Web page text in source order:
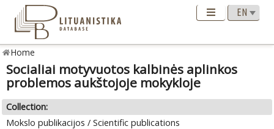
Home
Socialiai motyvuotos kalbinės aplinkos
problemos aukštojoje mokykloje
Collection:
Mokslo publikacijos / Scientific publications